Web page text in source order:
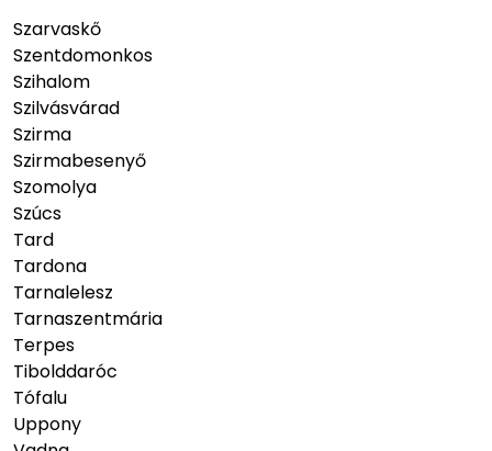
Szarvaskő
Szentdomonkos
Szihalom
Szilvásvárad
Szirma
Szirmabesenyő
Szomolya
Szúcs
Tard
Tardona
Tarnalelesz
Tarnaszentmária
Terpes
Tibolddaróc
Tófalu
Uppony